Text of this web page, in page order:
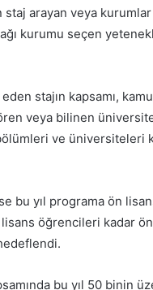
arayan veya kurumlar
kurumu seçen
stajın kapsamı,
veya bilinen
ve üniversiteleri
bu yıl programa ön
öğrencileri kadar
bu yıl 50 binin